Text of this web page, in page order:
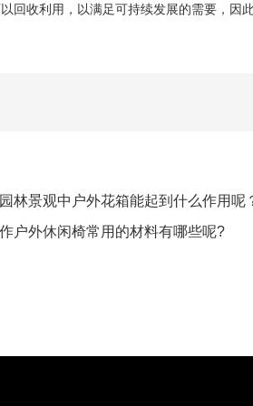
回收利用，以满足可持续发展的需要，因
林景观中户外花箱能起到什么作用呢
户外休闲椅常用的材料有哪些呢?